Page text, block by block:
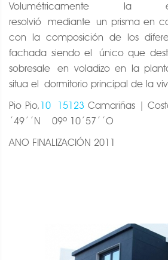
Volumétricamente la
resolvió mediante un prisma en
con la composición de los
fachada siendo el único que
sobresale en voladizo en la
situa el dormitorio principal de la
Pio Pio, 10 15123 Camariñas |
´49´´N 09º 10´57´´O
ANO FINALIZACIÓN 2011